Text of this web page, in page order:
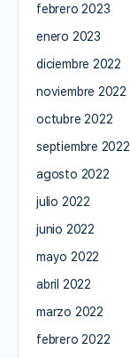
febrero 2023
enero 2023
diciembre 2022
noviembre 2022
octubre 2022
septiembre 2022
agosto 2022
julio 2022
junio 2022
mayo 2022
abril 2022
marzo 2022
febrero 2022